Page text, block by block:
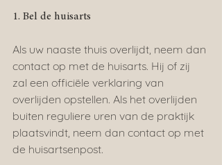
1. Bel de huisarts
Als uw naaste thuis overlijdt, neem dan
contact op met de huisarts. Hij of zij
zal een officiële verklaring van
overlijden opstellen. Als het overlijden
buiten reguliere uren van de praktijk
plaatsvindt, neem dan contact op met
de huisartsenpost.